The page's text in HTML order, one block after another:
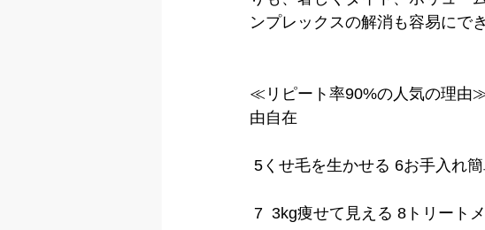
ンプレックスの解消も容易にで
≪リピート率90%の人気の理由≫
由自在
5くせ毛を生かせる 6お手入れ
7  3kg痩せて見える 8トリート